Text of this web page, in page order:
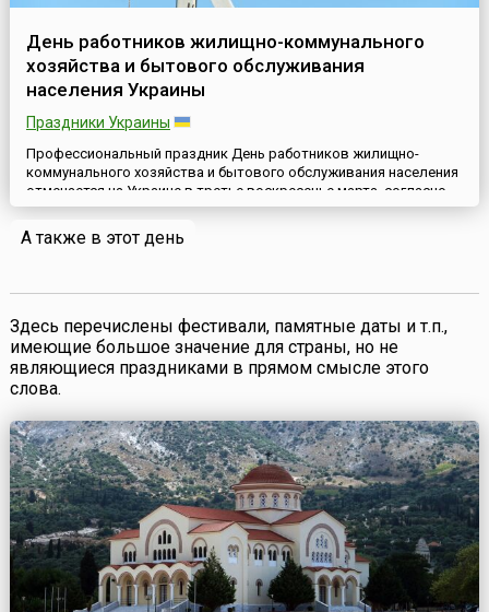
День работников жилищно-коммунального
хозяйства и бытового обслуживания
населения Украины
Праздники Украины
Профессиональный праздник День работников жилищно-
коммунального хозяйства и бытового обслуживания населения
отмечается на Украине в третье воскресенье марта, согласно
Указу Президента № 46/94 от 15 февраля 1994 года в редакции
Указа Президента № 385/95 от 19 мая 1995 года.Свою историю
он ведет еще со времен СССР, где отмечался с 1966 года в
А также в этот день
Здесь перечислены фестивали, памятные даты и т.п.,
имеющие большое значение для страны, но не
являющиеся праздниками в прямом смысле этого
слова.